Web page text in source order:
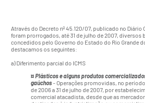
Através do Decreto nº 45.120/07, publicado no Diário
foram prorrogados, até 31 de julho de 2007, diversos
concedidos pelo Governo do Estado do Rio Grande
destacamos os seguintes:
a) Diferimento parcial do ICMS
¤Plásticos e alguns produtos
gaúchos- Operações promovidas, no período
de 2006 a 31 de julho de 2007, por
comercial atacadista, desde que as